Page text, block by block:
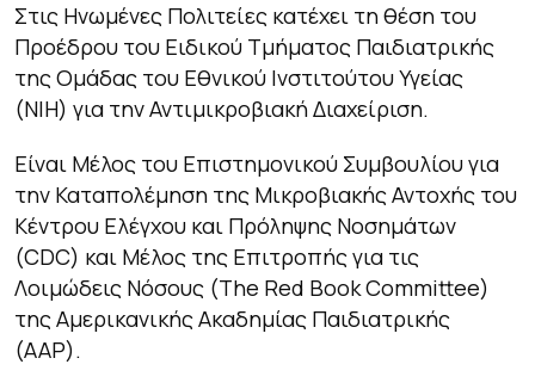
Στις Ηνωµένες Πολιτείες κατέχει τη θέση του
Προέδρου του Ειδικού Τµήµατος Παιδιατρικής
της Οµάδας του Εθνικού Ινστιτούτου Υγείας
(NIH) για την Αντιµικροβιακή Διαχείριση.
Είναι Μέλος του Επιστηµονικού Συµβουλίου για
την Καταπολέµηση της Μικροβιακής Αντοχής του
Κέντρου Ελέγχου και Πρόληψης Νοσηµάτων
(CDC) και Μέλος της Επιτροπής για τις
Λοιμώδεις Νόσους (The Red Book Committee)
της Αµερικανικής Ακαδηµίας Παιδιατρικής
(AAP).